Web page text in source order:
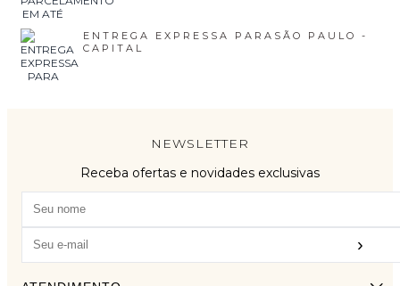
ENTREGA EXPRESSA PARA SÃO PAULO -
CAPITAL
NEWSLETTER
Receba ofertas e novidades exclusivas
›